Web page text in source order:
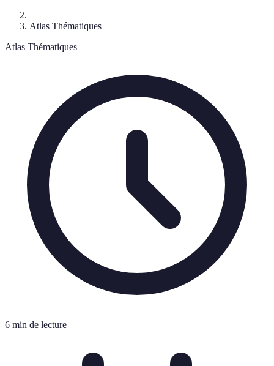
Atlas Thématiques
Atlas Thématiques
6 min de lecture